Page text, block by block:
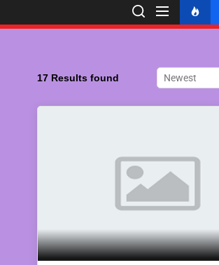
17 Results found